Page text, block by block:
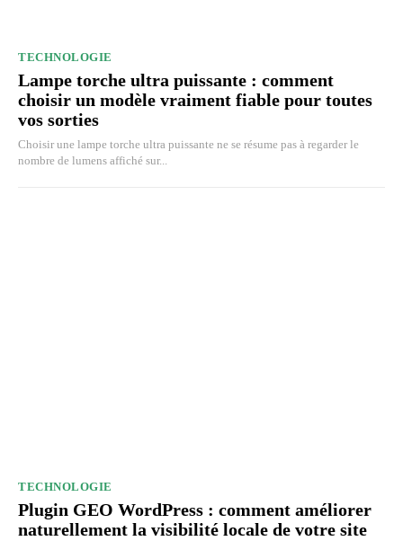
TECHNOLOGIE
Lampe torche ultra puissante : comment
choisir un modèle vraiment fiable pour toutes
vos sorties
Choisir une lampe torche ultra puissante ne se résume pas à regarder le
nombre de lumens affiché sur...
TECHNOLOGIE
Plugin GEO WordPress : comment améliorer
naturellement la visibilité locale de votre site